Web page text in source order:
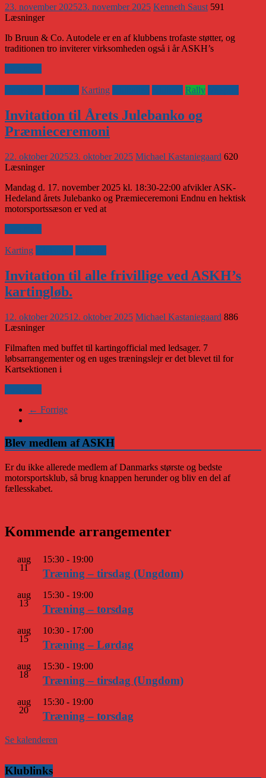
23. november 202523. november 2025 Kenneth Saust 591
Læsninger
Ib Bruun & Co. Autodele er en af klubbens trofaste støtter, og
traditionen tro inviterer virksomheden også i år ASKH’s
Karting Rally
Invitation til Årets Julebanko og
Præmieceremoni
22. oktober 202523. oktober 2025 Michael Kastaniegaard 620
Læsninger
Mandag d. 17. november 2025 kl. 18:30-22:00 afvikler ASK-
Hedeland årets Julebanko og Præmieceremoni Endnu en hektisk
motorsportssæson er ved at
Karting
Invitation til alle frivillige ved ASKH’s
kartingløb.
12. oktober 202512. oktober 2025 Michael Kastaniegaard 886
Læsninger
Filmaften med buffet til kartingofficial med ledsager. 7
løbsarrangementer og en uges træningslejr er det blevet til for
Kartsektionen i
← Forrige
Blev medlem af ASKH
Er du ikke allerede medlem af Danmarks største og bedste
motorsportsklub, så brug knappen herunder og bliv en del af
fællesskabet.
Kommende arrangementer
aug
11
15:30 - 19:00
Træning – tirsdag (Ungdom)
aug
13
15:30 - 19:00
Træning – torsdag
aug
15
10:30 - 17:00
Træning – Lørdag
aug
18
15:30 - 19:00
Træning – tirsdag (Ungdom)
aug
20
15:30 - 19:00
Træning – torsdag
Se kalenderen
Klublinks